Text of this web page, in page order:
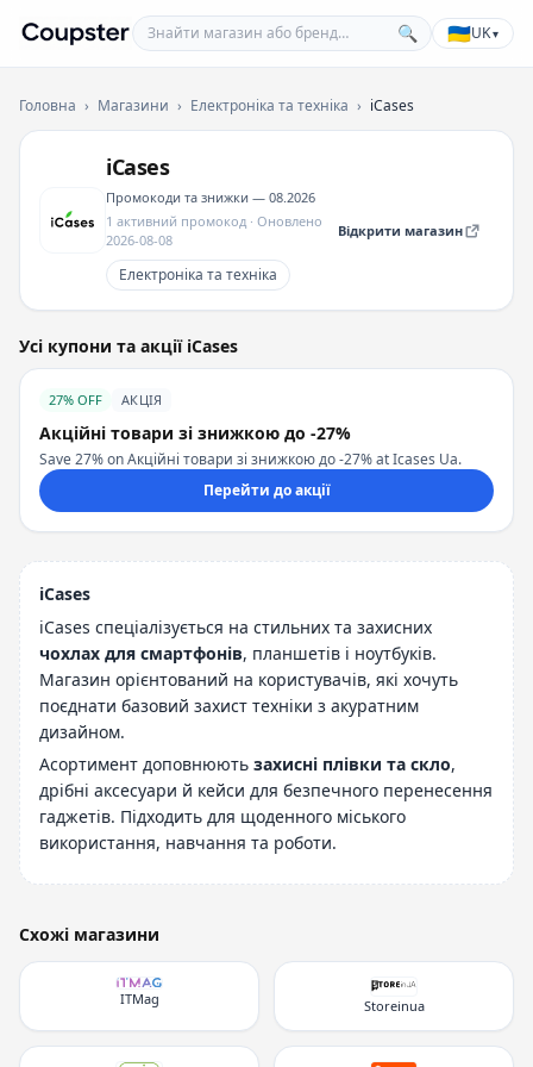
Coupster
Знайти магазин або бренд 🔍 🇺🇦UK▾
Головна › Магазини › Електроніка та техніка › iCases
iCases
Промокоди та знижки — 08.2026
1 активний промокод · Оновлено
2026-08-08
Відкрити магазин
Електроніка та техніка
Усі купони та акції iCases
27% OFF АКЦІЯ
Акційні товари зі знижкою до -27%
Save 27% on Акційні товари зі знижкою до -27% at Icases Ua.
Перейти до акції
iCases
iCases спеціалізується на стильних та захисних
чохлах для смартфонів, планшетів і ноутбуків.
Магазин орієнтований на користувачів, які хочуть
поєднати базовий захист техніки з акуратним
дизайном.
Асортимент доповнюють захисні плівки та скло,
дрібні аксесуари й кейси для безпечного перенесення
гаджетів. Підходить для щоденного міського
використання, навчання та роботи.
Схожі магазини
ITMag Storeinua